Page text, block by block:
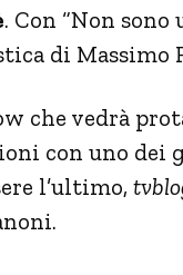
. Con “Non
di Massimo
che vedrà
con uno
l’ultimo,